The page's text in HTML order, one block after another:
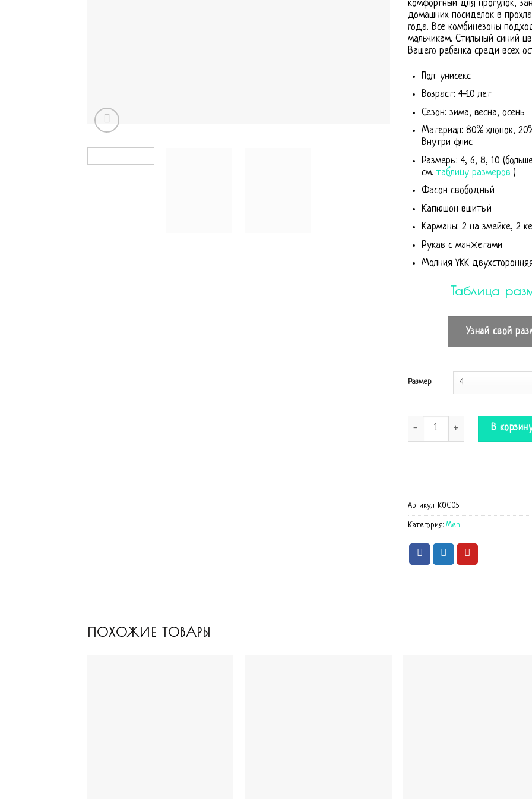
комфортный для прогулок,
домашних посиделок в
года. Все комбинезоны
мальчикам. Стильный синий
Вашего ребенка среди всех
Пол: унисекс
Возраст: 4-10 лет
Сезон: зима, весна, осень
Материал: 80% хлопок,
Внутри флис
Размеры: 4, 6, 8, 10
см.таблицу размеров )
Фасон свободный
Капюшон вшитый
Карманы: 2 на змейке, 2
Рукав с манжетами
Молния YKK
Таблица
Узнай свой
Размер
Количество Комбинезон Original
В
Артикул: KOC05
Категория: Men
ПОХОЖИЕ ТОВАРЫ